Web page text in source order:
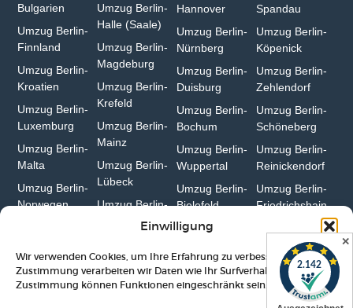
Einwilligung
Wir verwenden Cookies, um Ihre Erfahrung zu verbessern. Mit Ihrer
Zustimmung verarbeiten wir Daten wie Ihr Surfverhalten. Ohne
Zustimmung können Funktionen eingeschränkt sein.
Spandau
Umzug Berlin-
Köpenick
Umzug Berlin-
Zehlendorf
Umzug Berlin-
Schöneberg
Umzug Berlin-
Reinickendorf
Umzug Berlin-
Friedrichshain
Hannover
Umzug Berlin-
Nürnberg
Umzug Berlin-
Duisburg⁠
Umzug Berlin-
Bochum
Umzug Berlin-
Wuppertal⁠
Umzug Berlin-
Bielefeld⁠
Umzug Berlin-
Halle (Saale)⁠
Umzug Berlin-
Magdeburg
Umzug Berlin-
Krefeld⁠
Umzug Berlin-
Mainz⁠
Umzug Berlin-
Lübeck
Umzug Berlin-
Bulgarien⁠
Umzug Berlin-
Finnland
Umzug Berlin-
Kroatien
Umzug Berlin-
Luxemburg
Umzug Berlin-
Malta
Umzug Berlin-
Norwegen
✕